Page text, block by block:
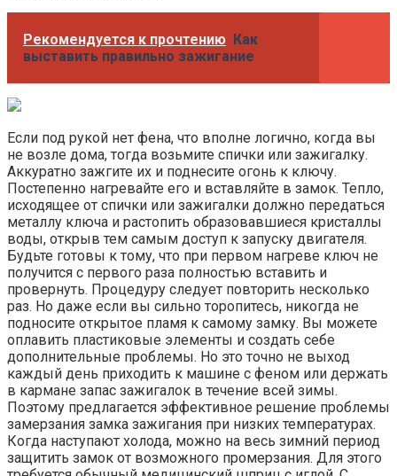
Рекомендуется к прочтению Как
выставить правильно зажигание
Если под рукой нет фена, что вполне логично, когда вы
не возле дома, тогда возьмите спички или зажигалку.
Аккуратно зажгите их и поднесите огонь к ключу.
Постепенно нагревайте его и вставляйте в замок. Тепло,
исходящее от спички или зажигалки должно передаться
металлу ключа и растопить образовавшиеся кристаллы
воды, открыв тем самым доступ к запуску двигателя.
Будьте готовы к тому, что при первом нагреве ключ не
получится с первого раза полностью вставить и
провернуть. Процедуру следует повторить несколько
раз. Но даже если вы сильно торопитесь, никогда не
подносите открытое пламя к самому замку. Вы можете
оплавить пластиковые элементы и создать себе
дополнительные проблемы. Но это точно не выход
каждый день приходить к машине с феном или держать
в кармане запас зажигалок в течение всей зимы.
Поэтому предлагается эффективное решение проблемы
замерзания замка зажигания при низких температурах.
Когда наступают холода, можно на весь зимний период
защитить замок от возможного промерзания. Для этого